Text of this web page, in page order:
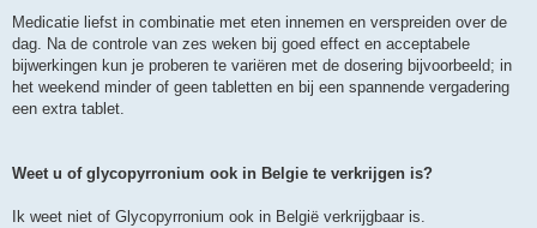
Medicatie liefst in combinatie met eten innemen en verspreiden over de
dag. Na de controle van zes weken bij goed effect en acceptabele
bijwerkingen kun je proberen te variëren met de dosering bijvoorbeeld; in
het weekend minder of geen tabletten en bij een spannende vergadering
een extra tablet.
Weet u of glycopyrronium ook in Belgie te verkrijgen is?
Ik weet niet of Glycopyrronium ook in België verkrijgbaar is.